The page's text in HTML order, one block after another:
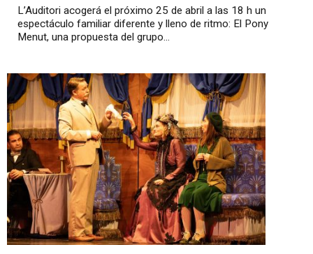
L’Auditori acogerá el próximo 25 de abril a las 18 h un
espectáculo familiar diferente y lleno de ritmo: El Pony
Menut, una propuesta del grupo...